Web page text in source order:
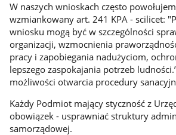
W naszych wnioskach często
wzmiankowany art. 241 KPA - scilicet:
wniosku mogą być w szczególności
organizacji, wzmocnienia
pracy i zapobiegania nadużyciom,
lepszego zaspokajania potrzeb
możliwości otwarcia procedury
Każdy Podmiot mający styczność z
obowiązek - usprawniać struktury
samorządowej.